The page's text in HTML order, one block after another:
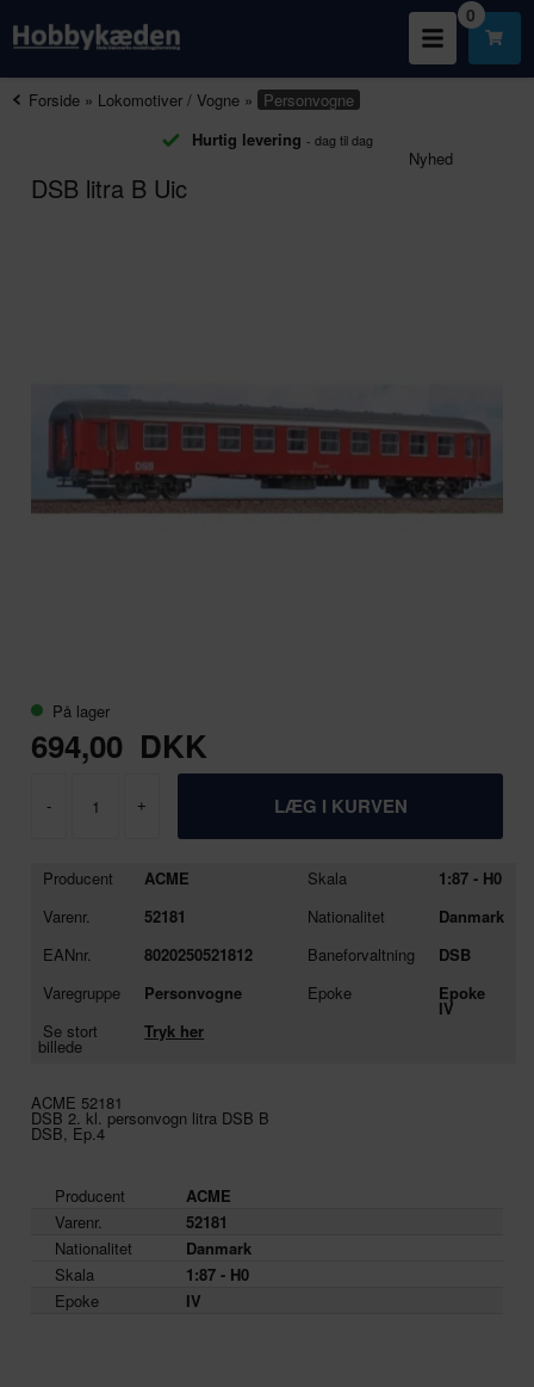
0
Forside » Lokomotiver / Vogne » Personvogne
Hurtig levering - dag til dag
Nyhed
DSB litra B Uic
På lager
694,00 DKK
- +
Producent
ACME
Varenr.
52181
EANnr.
8020250521812
Varegruppe
Personvogne
Se stort
billede
Tryk her
Skala
1:87 - H0
Nationalitet
Danmark
Baneforvaltning
DSB
Epoke
Epoke
IV
ACME 52181
DSB 2. kl. personvogn litra DSB B
DSB, Ep.4
Producent
ACME
Varenr.
52181
Nationalitet
Danmark
Skala
1:87 - H0
Epoke
IV